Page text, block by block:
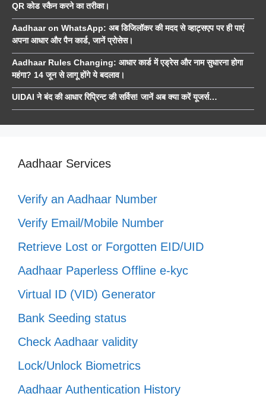
QR कोड स्कैन करने का तरीका।
Aadhaar on WhatsApp: अब डिजिलॉकर की मदद से व्हाट्सएप पर ही पाएं
अपना आधार और पैन कार्ड, जानें प्रोसेस।
Aadhaar Rules Changing: आधार कार्ड में एड्रेस और नाम सुधारना होगा
महंगा? 14 जून से लागू होंगे ये बदलाव।
UIDAI ने बंद की आधार रिप्रिन्ट की सर्विस! जानें अब क्या करें यूजर्स…
Aadhaar Services
Verify an Aadhaar Number
Verify Email/Mobile Number
Retrieve Lost or Forgotten EID/UID
Aadhaar Paperless Offline e-kyc
Virtual ID (VID) Generator
Bank Seeding status
Check Aadhaar validity
Lock/Unlock Biometrics
Aadhaar Authentication History